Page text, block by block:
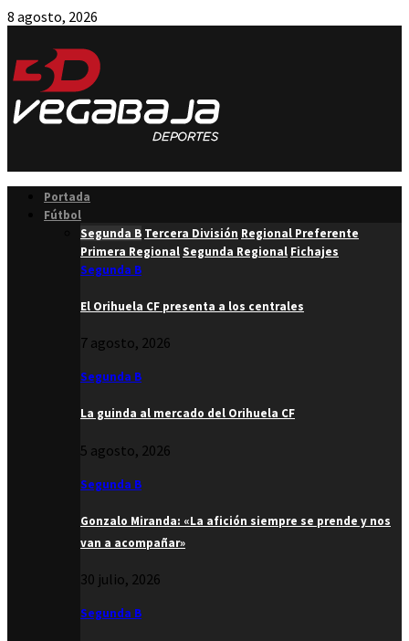
8 agosto, 2026
Portada
Fútbol
Segunda B Tercera División Regional Preferente
Primera RegionalSegunda Regional Fichajes
Segunda B
El Orihuela CF presenta a los centrales
7 agosto, 2026
Segunda B
La guinda al mercado del Orihuela CF
5 agosto, 2026
Segunda B
Gonzalo Miranda: «La afición siempre se prende y nos
van a acompañar»
30 julio, 2026
Segunda B